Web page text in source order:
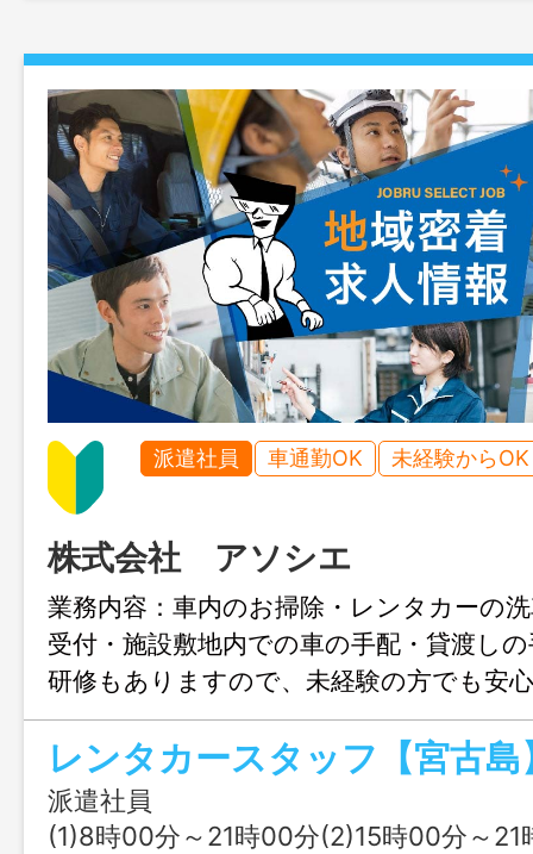
派遣社員 車通勤OK 未経験からOK
株式会社 アソシエ
業務内容：車内のお掃除・レンタカーの
受付・施設敷地内での車の手配・貸渡し
研修もありますので、未経験の方でも安
トできます！学生さんのアルバイトとし
す。働く条件などもお気軽にご相談く
囲：無し
派遣社員
(1)8時00分～21時00分(2)15時00分～21時00分